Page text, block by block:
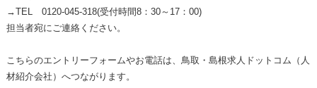
→TEL 0120-045-318(受付時間8：30～17：00)
担当者宛にご連絡ください。
こちらのエントリーフォームやお電話は、鳥取・島根求人ドットコム（人
材紹介会社）へつながります。